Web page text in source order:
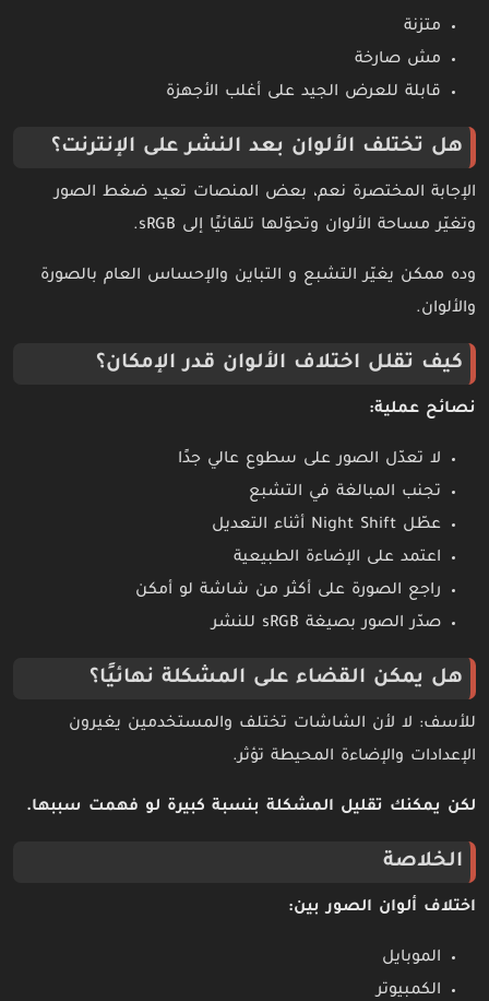
متزنة
مش صارخة
قابلة للعرض الجيد على أغلب الأجهزة
هل تختلف الألوان بعد النشر على الإنترنت؟
الإجابة المختصرة نعم، بعض المنصات تعيد ضغط الصور
وتغيّر مساحة الألوان وتحوّلها تلقائيًا إلى sRGB.
وده ممكن يغيّر التشبع و التباين والإحساس العام بالصورة
والألوان.
كيف تقلل اختلاف الألوان قدر الإمكان؟
نصائح عملية:
لا تعدّل الصور على سطوع عالي جدًا
تجنب المبالغة في التشبع
عطّل Night Shift أثناء التعديل
اعتمد على الإضاءة الطبيعية
راجع الصورة على أكثر من شاشة لو أمكن
صدّر الصور بصيغة sRGB للنشر
هل يمكن القضاء على المشكلة نهائيًا؟
للأسف: لا لأن الشاشات تختلف والمستخدمين يغيرون
الإعدادات والإضاءة المحيطة تؤثر.
لكن يمكنك تقليل المشكلة بنسبة كبيرة لو فهمت سببها.
الخلاصة
اختلاف ألوان الصور بين:
الموبايل
الكمبيوتر